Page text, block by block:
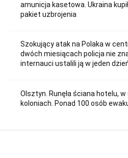
amunicja kasetowa. Ukraina
pakiet uzbrojenia
Szokujący atak na Polaka w
dwóch miesiącach policja nie
internauci ustalili ją w jeden dzień
Olsztyn. Runęła ściana hotelu, w
koloniach. Ponad 100 osób